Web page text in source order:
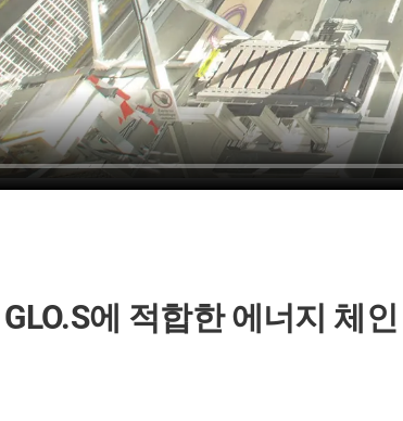
에 적합한 에너지 체인